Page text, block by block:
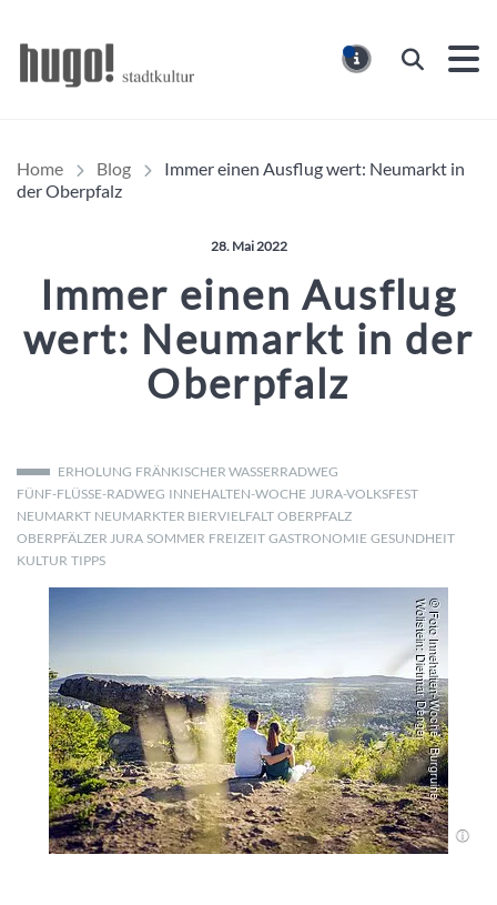
Suchen
Home Blog
Immer einen Ausflug wert: Neumarkt in
der Oberpfalz
Veröffentlicht am:
28. Mai 2022
Immer einen Ausflug
wert: Neumarkt in der
Oberpfalz
ERHOLUNG FRÄNKISCHER WASSERRADWEG
FÜNF-FLÜSSE-RADWEG INNEHALTEN-WOCHE JURA-VOLKSFEST
NEUMARKT NEUMARKTER BIERVIELFALT OBERPFALZ
OBERPFÄLZER JURA SOMMER FREIZEIT GASTRONOMIE GESUNDHEIT
KULTUR TIPPS